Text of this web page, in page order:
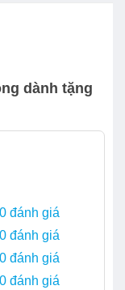
dành tặng
0 đánh giá
0 đánh giá
0 đánh giá
0 đánh giá